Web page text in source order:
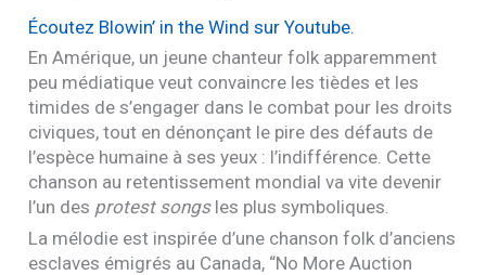
Écoutez Blowin’ in the Wind sur Youtube.
En Amérique, un jeune chanteur folk apparemment
peu médiatique veut convaincre les tièdes et les
timides de s’engager dans le combat pour les droits
civiques, tout en dénonçant le pire des défauts de
l’espèce humaine à ses yeux : l’indifférence. Cette
chanson au retentissement mondial va vite devenir
l’un des protest songsles plus symboliques.
La mélodie est inspirée d’une chanson folk d’anciens
esclaves émigrés au Canada, “No More Auction